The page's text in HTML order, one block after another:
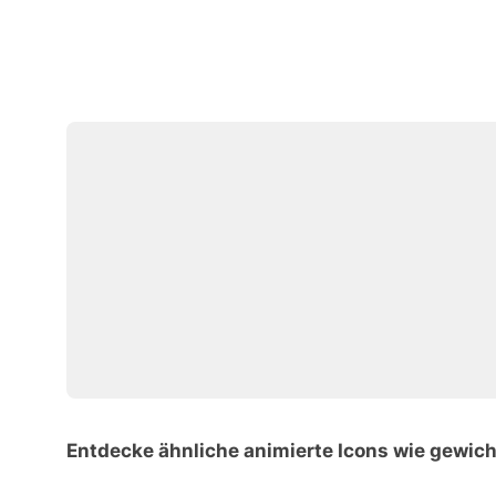
Entdecke ähnliche animierte Icons wie